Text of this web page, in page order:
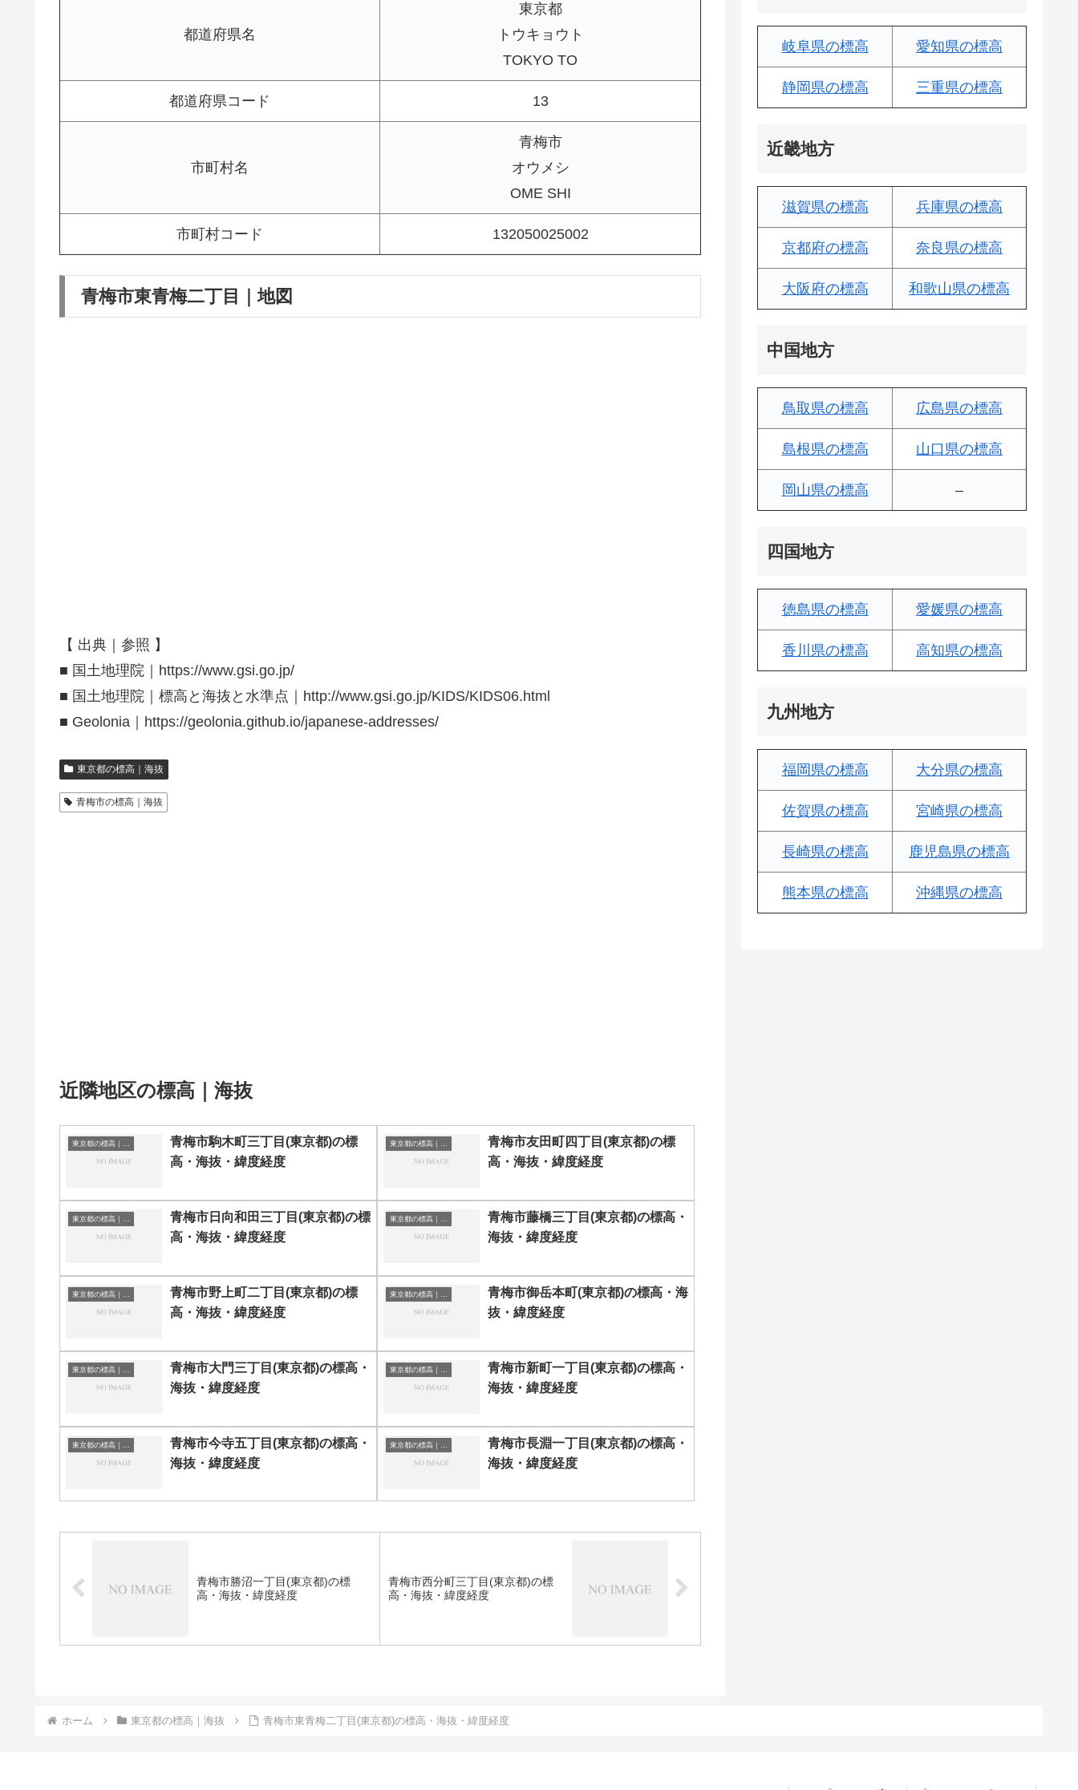
都道府県名
東京都
トウキョウト
TOKYO TO
都道府県コード 13
市町村名
青梅市
オウメシ
OME SHI
市町村コード 132050025002
青梅市東青梅二丁目｜地図
【 出典｜参照 】
■ 国土地理院｜https://www.gsi.go.jp/
■ 国土地理院｜標高と海抜と水準点｜http://www.gsi.go.jp/KIDS/KIDS06.html
■ Geolonia｜https://geolonia.github.io/japanese-addresses/
東京都の標高｜海抜
青梅市の標高｜海抜
近隣地区の標高｜海抜
青梅市駒木町三丁目(東京都)の標
高・海抜・緯度経度
青梅市友田町四丁目(東京都)の標
高・海抜・緯度経度
青梅市日向和田三丁目(東京都)の標
高・海抜・緯度経度
青梅市藤橋三丁目(東京都)の標高・
海抜・緯度経度
青梅市野上町二丁目(東京都)の標
高・海抜・緯度経度
青梅市御岳本町(東京都)の標高・海
抜・緯度経度
青梅市大門三丁目(東京都)の標高・
海抜・緯度経度
青梅市新町一丁目(東京都)の標高・
海抜・緯度経度
青梅市今寺五丁目(東京都)の標高・
海抜・緯度経度
青梅市長淵一丁目(東京都)の標高・
海抜・緯度経度
青梅市勝沼一丁目(東京都)の標
高・海抜・緯度経度
青梅市西分町三丁目(東京都)の標
高・海抜・緯度経度
岐阜県の標高 愛知県の標高
静岡県の標高 三重県の標高
近畿地方
滋賀県の標高 兵庫県の標高
京都府の標高 奈良県の標高
大阪府の標高 和歌山県の標高
中国地方
鳥取県の標高 広島県の標高
島根県の標高 山口県の標高
岡山県の標高 –
四国地方
徳島県の標高 愛媛県の標高
香川県の標高 高知県の標高
九州地方
福岡県の標高 大分県の標高
佐賀県の標高 宮崎県の標高
長崎県の標高 鹿児島県の標高
熊本県の標高 沖縄県の標高
ホーム 東京都の標高｜海抜 青梅市東青梅二丁目(東京都)の標高・海抜・緯度経度